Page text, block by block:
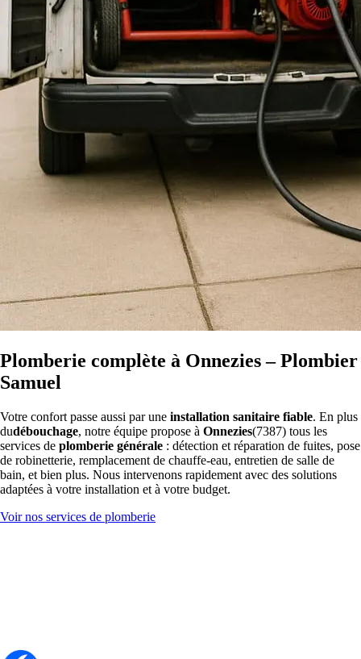
Plomberie complète à Onnezies – Plombier
Samuel
Votre confort passe aussi par une installation sanitaire fiable. En plus
dudébouchage, notre équipe propose à Onnezies(7387) tous les
services de plomberie générale : détection et réparation de fuites, pose
de robinetterie, remplacement de chauffe-eau, entretien de salle de
bain, et bien plus. Nous intervenons rapidement avec des solutions
adaptées à votre installation et à votre budget.
Voir nos services de plomberie